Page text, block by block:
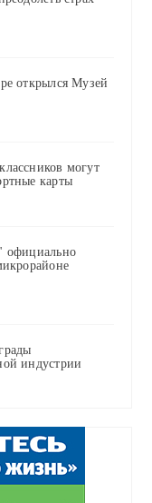
открылся Музей
могут
карты
официально
индустрии